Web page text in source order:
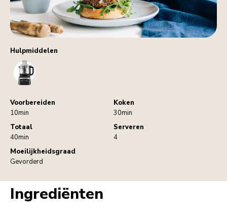
Hulpmiddelen
FoodProcessor
Voorbereiden
10min
Koken
30min
Totaal
40min
Serveren
4
Moeilijkheidsgraad
Gevorderd
Ingrediënten